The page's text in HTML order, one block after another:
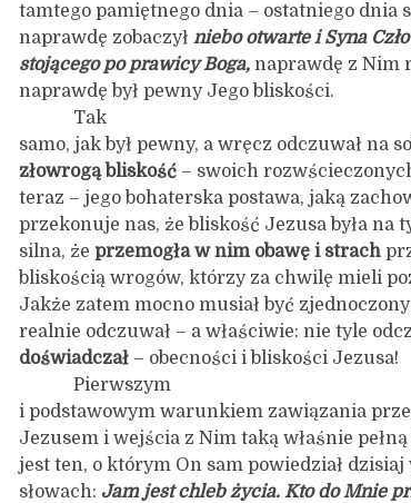
tamtego pamiętnego dnia – ostatniego dnia
naprawdę zobaczył niebo otwarte i Syna
stojącego po prawicy Boga, naprawdę z Nim
naprawdę był pewny Jego bliskości.
Tak
samo, jak był pewny, a wręcz odczuwał na
złowrogą bliskość – swoich
teraz – jego bohaterska postawa, jaką
przekonuje nas, że bliskość Jezusa była na
silna, że przemogła w nim obawę i strach
bliskością wrogów, którzy za chwilę mieli
Jakże zatem mocno musiał być
realnie odczuwał – a właściwie: nie tyle
doświadczał – obecności i bliskości Jezusa!
Pierwszym
i podstawowym warunkiem zawiązania
Jezusem i wejścia z Nim taką właśnie
jest ten, o którym On sam powiedział
słowach: Jam jest chleb życia. Kto do Mnie